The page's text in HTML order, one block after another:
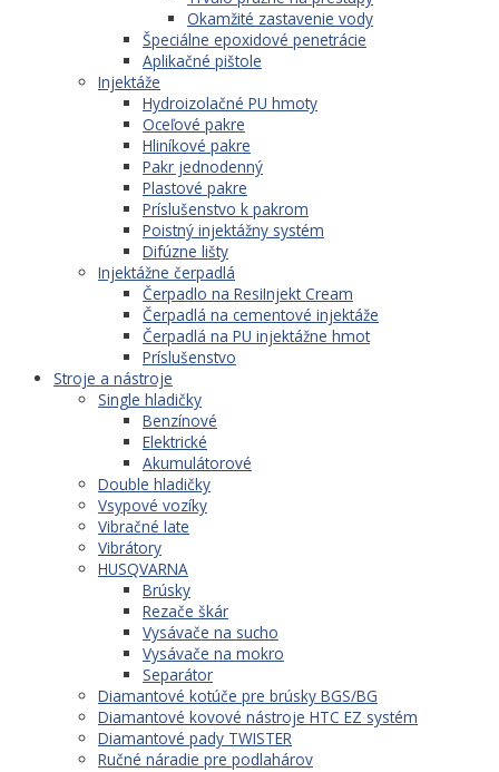
Okamžité zastavenie vody
Špeciálne epoxidové penetrácie
Aplikačné pištole
Injektáže
Hydroizolačné PU hmoty
Oceľové pakre
Hliníkové pakre
Pakr jednodenný
Plastové pakre
Príslušenstvo k pakrom
Poistný injektážny systém
Difúzne lišty
Injektážne čerpadlá
Čerpadlo na ResiInjekt Cream
Čerpadlá na cementové injektáže
Čerpadlá na PU injektážne hmot
Príslušenstvo
Stroje a nástroje
Single hladičky
Benzínové
Elektrické
Akumulátorové
Double hladičky
Vsypové vozíky
Vibračné late
Vibrátory
HUSQVARNA
Brúsky
Rezače škár
Vysávače na sucho
Vysávače na mokro
Separátor
Diamantové kotúče pre brúsky BGS/BG
Diamantové kovové nástroje HTC EZ systém
Diamantové pady TWISTER
Ručné náradie pre podlahárov